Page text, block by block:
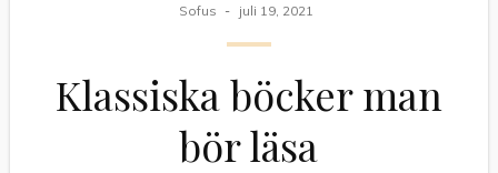
Sofus
juli 19, 2021
Klassiska böcker man
bör läsa